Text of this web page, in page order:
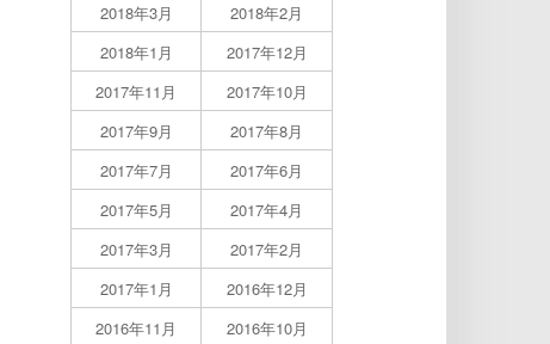
2018年3月
2018年2月
2018年1月
2017年12月
2017年11月
2017年10月
2017年9月
2017年8月
2017年7月
2017年6月
2017年5月
2017年4月
2017年3月
2017年2月
2017年1月
2016年12月
2016年11月
2016年10月